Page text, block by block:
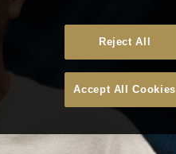
Reject All
Accept All Cookies